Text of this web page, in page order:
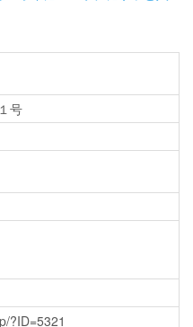
号
?ID=5321